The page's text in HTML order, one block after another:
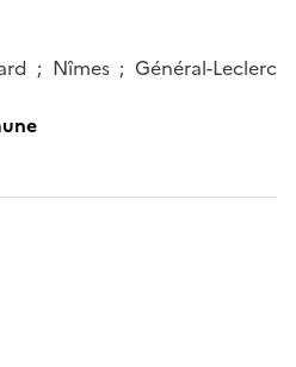
; Nîmes ; Général-Leclerc